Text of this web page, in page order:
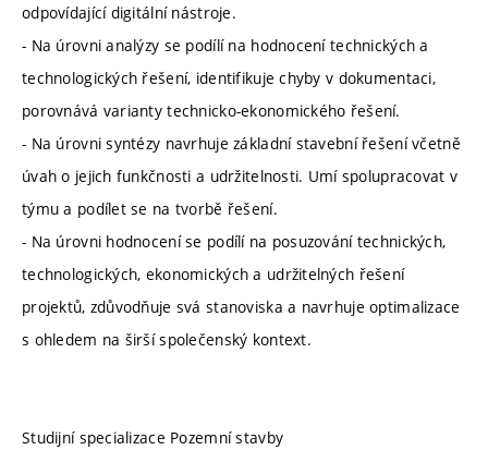
odpovídající digitální nástroje.
- Na úrovni analýzy se podílí na hodnocení technických a
technologických řešení, identifikuje chyby v dokumentaci,
porovnává varianty technicko-ekonomického řešení.
- Na úrovni syntézy navrhuje základní stavební řešení včetně
úvah o jejich funkčnosti a udržitelnosti. Umí spolupracovat v
týmu a podílet se na tvorbě řešení.
- Na úrovni hodnocení se podílí na posuzování technických,
technologických, ekonomických a udržitelných řešení
projektů, zdůvodňuje svá stanoviska a navrhuje optimalizace
s ohledem na širší společenský kontext.
Studijní specializace Pozemní stavby